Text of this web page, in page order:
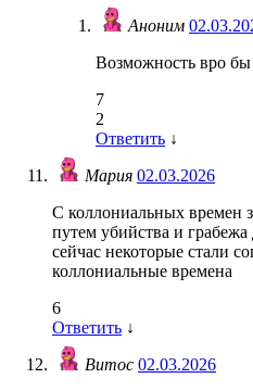
Аноним
Возможность вро бы
7
2
Ответить ↓
Мария 02.03.2026
С коллониальных времен
путем убийства и
сейчас некоторые стали
коллониальные времена
6
Ответить ↓
Витос 02.03.2026